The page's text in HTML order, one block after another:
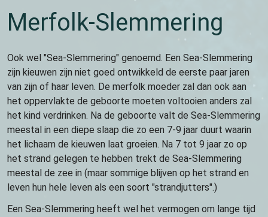
Merfolk-Slemmering
Ook wel "Sea-Slemmering" genoemd. Een Sea-Slemmering
zijn kieuwen zijn niet goed ontwikkeld de eerste paar jaren
van zijn of haar leven. De merfolk moeder zal dan ook aan
het oppervlakte de geboorte moeten voltooien anders zal
het kind verdrinken. Na de geboorte valt de Sea-Slemmering
meestal in een diepe slaap die zo een 7-9 jaar duurt waarin
het lichaam de kieuwen laat groeien. Na 7 tot 9 jaar zo op
het strand gelegen te hebben trekt de Sea-Slemmering
meestal de zee in (maar sommige blijven op het strand en
leven hun hele leven als een soort "strandjutters".)
Een Sea-Slemmering heeft wel het vermogen om lange tijd